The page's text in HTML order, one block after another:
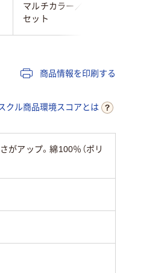
マルチカラー／多色
セット
商品情報を印刷する
クル商品環境スコアとは
アップ。綿100％（ポリ